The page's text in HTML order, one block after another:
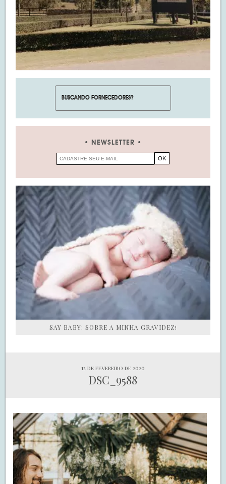
NEWSLETTER
SAY BABY: SOBRE A MINHA GRAVIDEZ!
12 de fevereiro de 2020
DSC_9588